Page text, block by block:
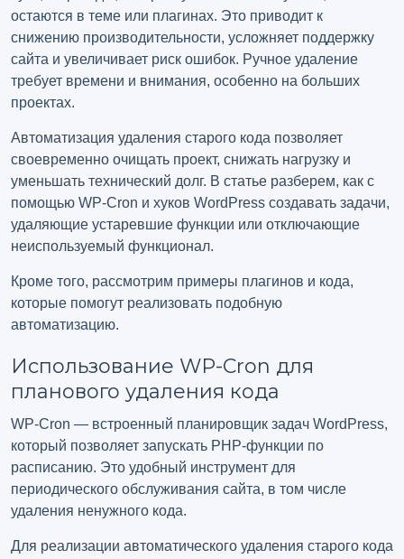
остаются в теме или плагинах. Это приводит к
снижению производительности, усложняет поддержку
сайта и увеличивает риск ошибок. Ручное удаление
требует времени и внимания, особенно на больших
проектах.
Автоматизация удаления старого кода позволяет
своевременно очищать проект, снижать нагрузку и
уменьшать технический долг. В статье разберем, как с
помощью WP-Cron и хуков WordPress создавать задачи,
удаляющие устаревшие функции или отключающие
неиспользуемый функционал.
Кроме того, рассмотрим примеры плагинов и кода,
которые помогут реализовать подобную
автоматизацию.
Использование WP-Cron для
планового удаления кода
WP-Cron — встроенный планировщик задач WordPress,
который позволяет запускать PHP-функции по
расписанию. Это удобный инструмент для
периодического обслуживания сайта, в том числе
удаления ненужного кода.
Для реализации автоматического удаления старого кода